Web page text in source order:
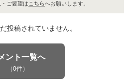
ご要望は こちらへお願いします。
投稿されていません。
ント一覧へ
（0件）